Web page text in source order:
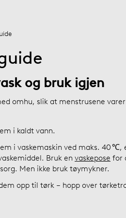
og bruk igjen
omhu, slik at menstrusene
i kaldt vann.
i vaskemaskin ved maks. 40
Bruk en vaskepose for
Men ikke bruk tøymykner.
opp til tørk – hopp over